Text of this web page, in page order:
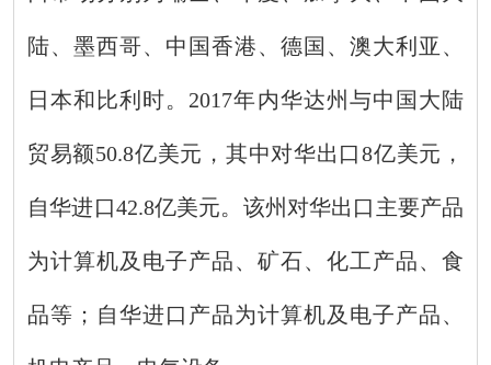
陆、墨西哥、 中国香港、 德国、澳大利亚、
日本和比利时。 2017年内华达州与中国 大陆
贸易额50.8亿美元，其中对华出口8亿美元，
自华进口42.8亿美元。该州对华出口主要产品
为计算机及 电子产品、矿石、 化工产品、 食
品等 ；自华进口 产品为计算机及电子产品、